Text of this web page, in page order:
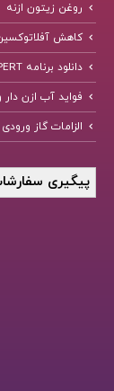
روغن زیتون ازنه
کاهش
دانلود برنامه PI EXPERT ورژن 10.3
فواید آب ازن
الزامات گاز
پیگیری